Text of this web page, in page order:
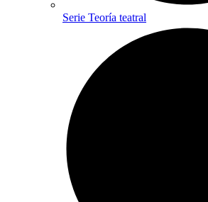
Serie Teoría teatral